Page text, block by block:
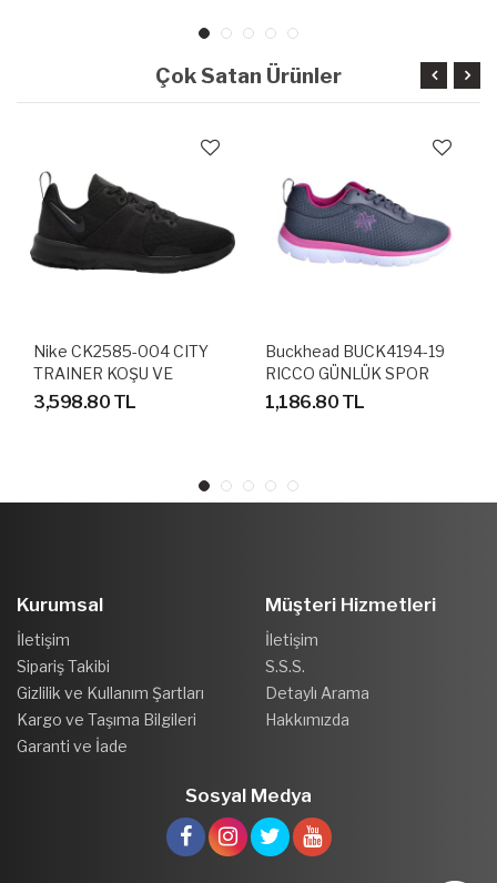
Çok Satan Ürünler
Nike CK2585-004 CITY
TRAINER KOŞU VE
YÜRÜYÜŞ AYAKKABISI
3,598.80 TL
Buckhead BUCK4194-19
RICCO GÜNLÜK SPOR
AYAKKABI
1,186.80 TL
Kurumsal
İletişim
Sipariş Takibi
Gizlilik ve Kullanım Şartları
Kargo ve Taşıma Bilgileri
Garanti ve İade
Müşteri Hizmetleri
İletişim
S.S.S.
Detaylı Arama
Hakkımızda
Sosyal Medya